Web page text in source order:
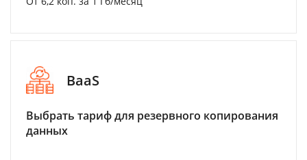
BaaS
Выбрать тариф для резервного копирования
данных